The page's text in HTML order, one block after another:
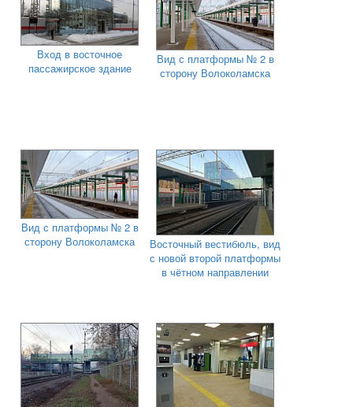
Вход в восточное
пассажирское здание
Вид с платформы № 2 в
сторону Волоколамска
Вид с платформы № 2 в
сторону Волоколамска
Восточный вестибюль, вид
с новой второй платформы
в чётном направлении